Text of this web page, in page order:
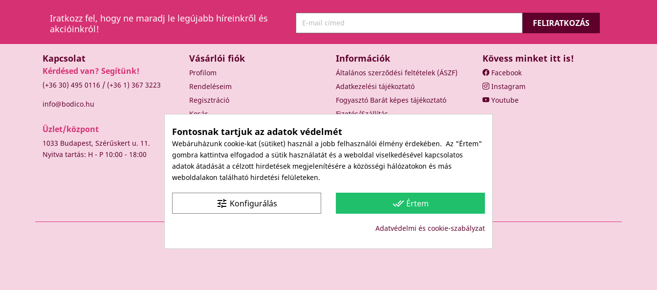
Iratkozz fel, hogy ne maradj le legújabb híreinkről és
akcióinkról!
Kapcsolat
Kérdésed van? Segítünk!
(+36 30) 495 0116 / (+36 1) 367 3223
info@bodico.hu
Üzlet/központ
1033 Budapest, Szérűskert u. 11.
Nyitva tartás: H - P 10:00 - 18:00
Vásárlói fiók
Profilom
Rendeléseim
Regisztráció
Kosár
Információk
Általános szerződési feltételek (ÁSZF)
Adatkezelési tájékoztató
Fogyasztó Barát képes tájékoztató
Fizetés/Szállítás
Elállási nyilatkozat
Elállás a szerződéstől
Rólunk
Kapcsolat
Kövess minket itt is!
Facebook
Instagram
Youtube
Site protected by reCAPTCHA. Terms
Fontosnak tartjuk az adatok védelmét
Webáruházunk cookie-kat (sütiket) használ a jobb felhasználói élmény érdekében. Az "Értem"
gombra kattintva elfogadod a sütik használatát és a weboldal viselkedésével kapcsolatos
adatok átadását a célzott hirdetések megjelenítésére a közösségi hálózatokon és más
weboldalakon található hirdetési felületeken.
done_all Értem
tune Konfigurálás
Adatvédelmi és cookie-szabályzat